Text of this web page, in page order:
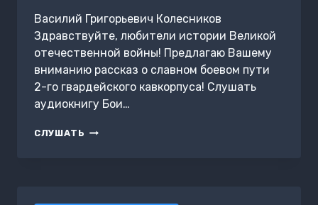
Василий Григорьевич Колесников
Здравствуйте, любители истории Великой
отечественной войны! Предлагаю Вашему
вниманию рассказ о славном боевом пути
2-го гвардейского кавкорпуса! Слушать
аудиокнигу Бои…
СЛУШАТЬ БОИ